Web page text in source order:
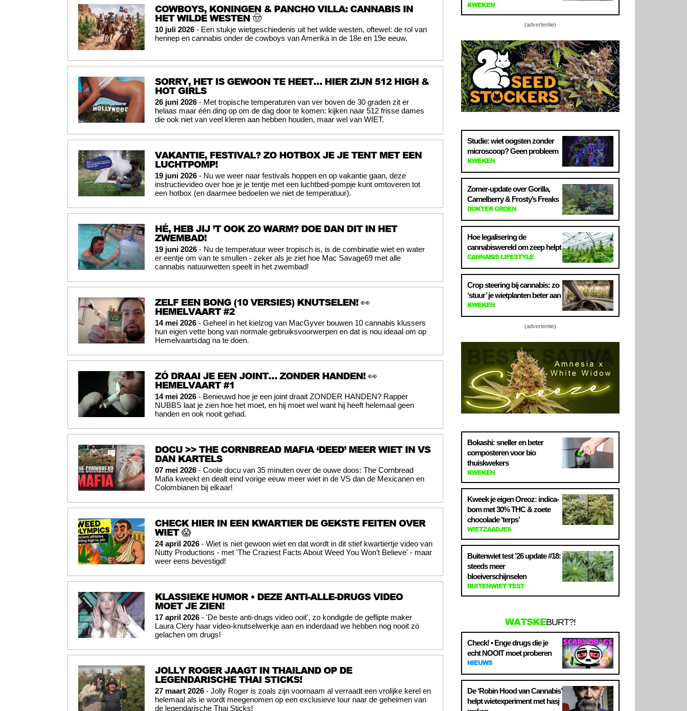
COWBOYS, KONINGEN & PANCHO VILLA: CANNABIS IN
HET WILDE WESTEN 🤠
10 juli 2026 - Een stukje wietgeschiedenis uit het wilde westen, oftewel: de rol van
hennep en cannabis onder de cowboys van Amerika in de 18e en 19e eeuw.
SORRY, HET IS GEWOON TE HEET… HIER ZIJN 512 HIGH &
HOT GIRLS
26 juni 2026 - Met tropische temperaturen van ver boven de 30 graden zit er
helaas maar één ding op om de dag door te komen: kijken naar 512 frisse dames
die ook niet van veel kleren aan hebben houden, maar wel van WIET.
VAKANTIE, FESTIVAL? ZO HOTBOX JE JE TENT MET EEN
LUCHTPOMP!
19 juni 2026 - Nu we weer naar festivals hoppen en op vakantie gaan, deze
instructievideo over hoe je je tentje met een luchtbed-pompje kunt omtoveren tot
een hotbox (en daarmee bedoelen we niet de temperatuur).
HÉ, HEB JIJ ’T OOK ZO WARM? DOE DAN DIT IN HET
ZWEMBAD!
19 juni 2026 - Nu de temperatuur weer tropisch is, is de combinatie wiet en water
er eentje om van te smullen - zeker als je ziet hoe Mac Savage69 met alle
cannabis natuurwetten speelt in het zwembad!
ZELF EEN BONG (10 VERSIES) KNUTSELEN! 👀
HEMELVAART #2
14 mei 2026 - Geheel in het kielzog van MacGyver bouwen 10 cannabis klussers
hun eigen vette bong van normale gebruiksvoorwerpen en dat is nou ideaal om op
Hemelvaartsdag na te doen.
ZÓ DRAAI JE EEN JOINT… ZONDER HANDEN! 👀
HEMELVAART #1
14 mei 2026 - Benieuwd hoe je een joint draait ZONDER HANDEN? Rapper
NUBBS laat je zien hoe het moet, en hij moet wel want hij heeft helemaal geen
handen en ook nooit gehad.
DOCU >> THE CORNBREAD MAFIA ‘DEED’ MEER WIET IN VS
DAN KARTELS
07 mei 2026 - Coole docu van 35 minuten over de ouwe doos: The Cornbread
Mafia kweekt en dealt eind vorige eeuw meer wiet in de VS dan de Mexicanen en
Colombianen bij elkaar!
CHECK HIER IN EEN KWARTIER DE GEKSTE FEITEN OVER
WIET 😱
24 april 2026 - Wiet is niet gewoon wiet en dat wordt in dit stief kwartiertje video van
Nutty Productions - met 'The Craziest Facts About Weed You Won’t Believe' - maar
weer eens bevestigd!
KLASSIEKE HUMOR • DEZE ANTI-ALLE-DRUGS VIDEO
MOET JE ZIEN!
17 april 2026 - 'De beste anti-drugs video ooit', zo kondigde de geflipte maker
Laura Clery haar video-knutselwerkje aan en inderdaad we hebben nog nooit zó
gelachen om drugs!
JOLLY ROGER JAAGT IN THAILAND OP DE
LEGENDARISCHE THAI STICKS!
27 maart 2026 - Jolly Roger is zoals zijn voornaam al verraadt een vrolijke kerel en
helemaal als ie wordt meegenomen op een exclusieve tour naar de geheimen van
de legendarische Thai Sticks!
KWEKEN
(advertentie)
Studie: wiet oogsten zonder
microscoop? Geen probleem
KWEKEN
Zomer-update over Gorilla,
Camelberry & Frosty’s Freaks
DOKTER GROEN
Hoe legalisering de
cannabiswereld om zeep helpt
CANNABIS LIFESTYLE
Crop steering bij cannabis: zo
‘stuur’ je wietplanten beter aan
KWEKEN
(advertentie)
Bokashi: sneller en beter
composteren voor bio
thuiskwekers
KWEKEN
Kweek je eigen Oreoz: indica-
bom met 30% THC & zoete
chocolade ’terps’
WIETZAADJES
Buitenwiet test ’26 update #18:
steeds meer
bloeiverschijnselen
BUITENWIET TEST
WATSKEBURT?!
Check! • Enge drugs die je
echt NOOIT moet proberen
NIEUWS
De ‘Robin Hood van Cannabis’
helpt wietexperiment met hasj